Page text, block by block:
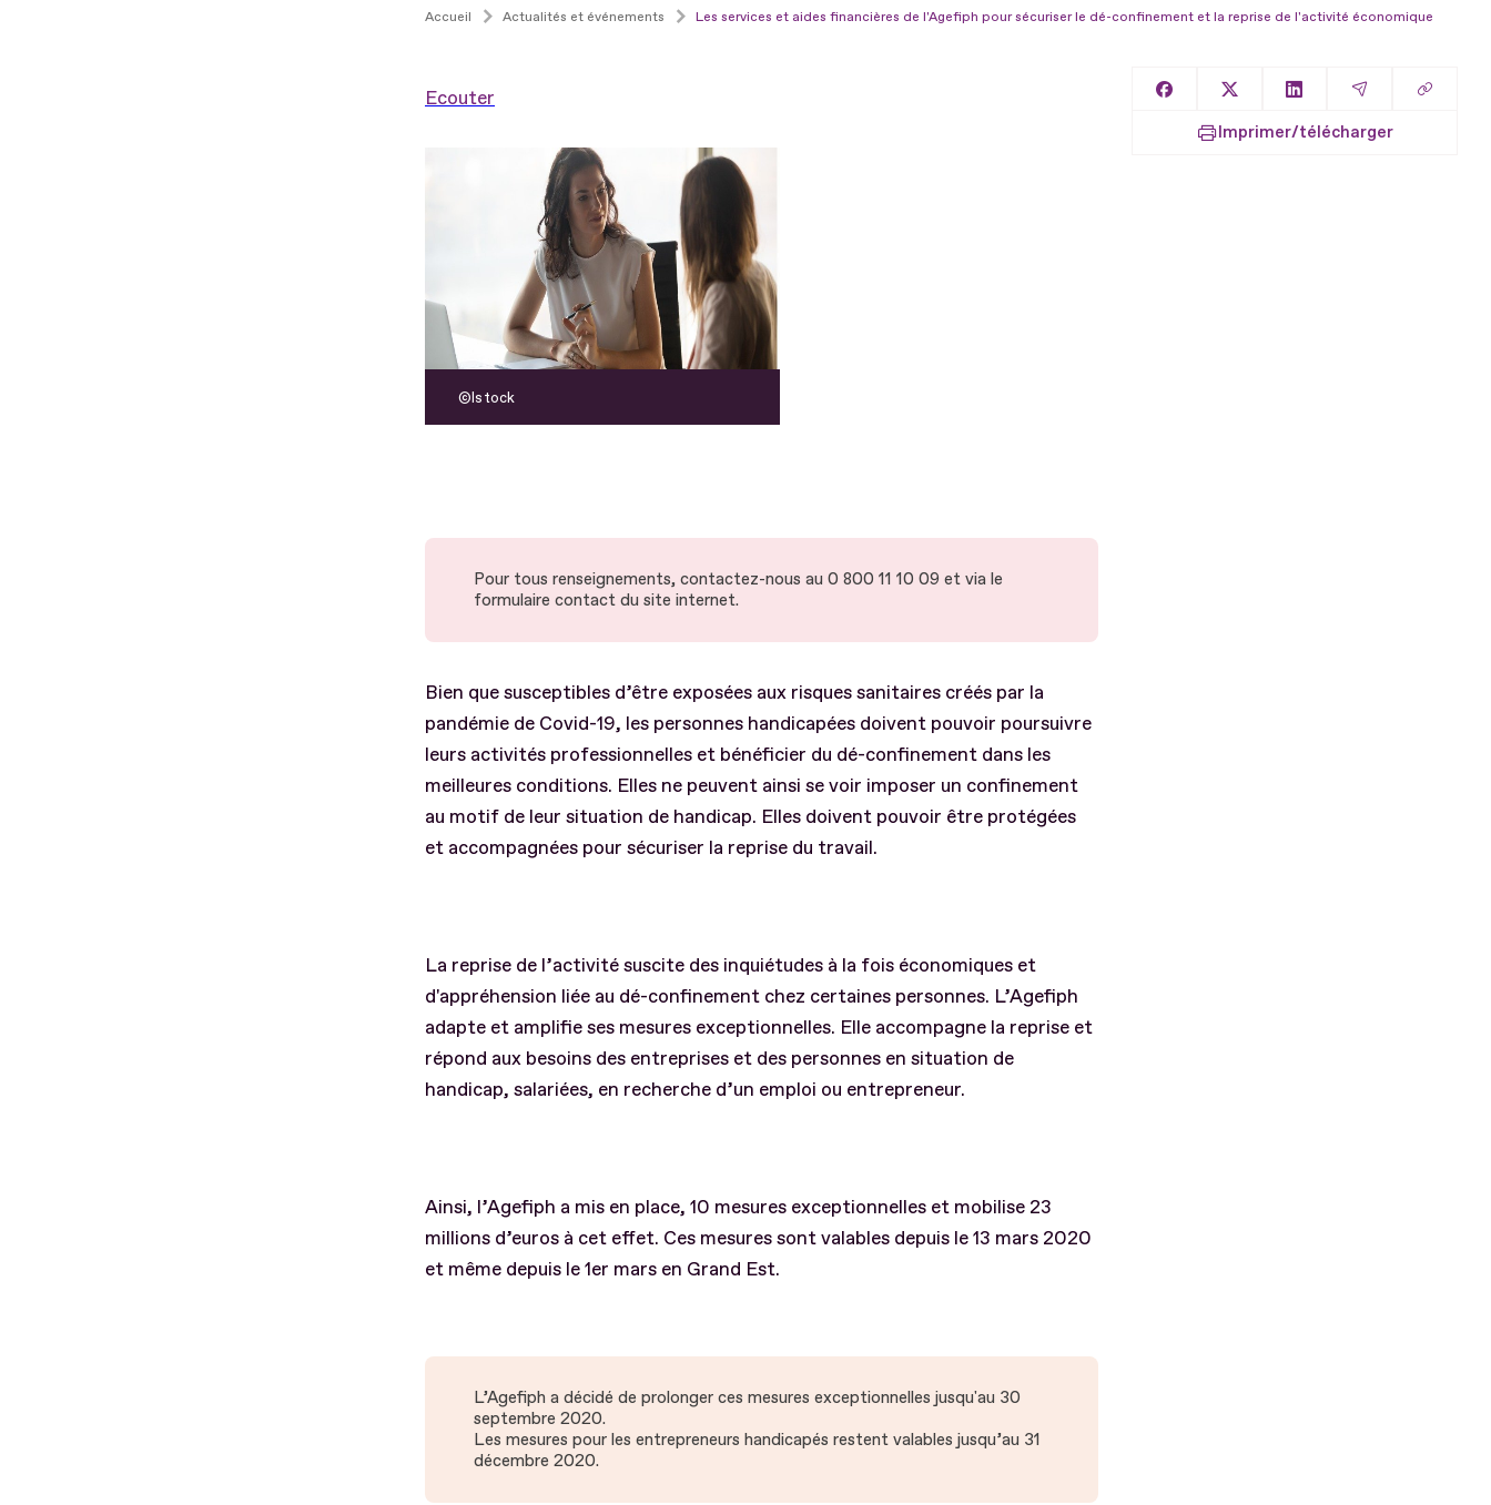
Accueil Actualités et événements Les services et aides financières de l'Agefiph pour sécuriser le dé-confinement et la reprise de l'activité économique
Ecouter
Istock
Pour tous renseignements, contactez-nous au 0 800 11 10 09 et via le
formulaire contact du site internet.
Bien que susceptibles d’être exposées aux risques sanitaires créés par la
pandémie de Covid-19, les personnes handicapées doivent pouvoir poursuivre
leurs activités professionnelles et bénéficier du dé-confinement dans les
meilleures conditions. Elles ne peuvent ainsi se voir imposer un confinement
au motif de leur situation de handicap. Elles doivent pouvoir être protégées
et accompagnées pour sécuriser la reprise du travail.
La reprise de l’activité suscite des inquiétudes à la fois économiques et
d'appréhension liée au dé-confinement chez certaines personnes. L’Agefiph
adapte et amplifie ses mesures exceptionnelles. Elle accompagne la reprise et
répond aux besoins des entreprises et des personnes en situation de
handicap, salariées, en recherche d’un emploi ou entrepreneur.
Ainsi, l’Agefiph a mis en place, 10 mesures exceptionnelles et mobilise 23
millions d’euros à cet effet. Ces mesures sont valables depuis le 13 mars 2020
et même depuis le 1er mars en Grand Est.
L’Agefiph a décidé de prolonger ces mesures exceptionnelles jusqu'au 30
septembre 2020.
Les mesures pour les entrepreneurs handicapés restent valables jusqu’au 31
décembre 2020.
Partager sur Facebook
Partager sur XPartager sur LinkedIn
Partager par
Copier
Imprimer/télécharger